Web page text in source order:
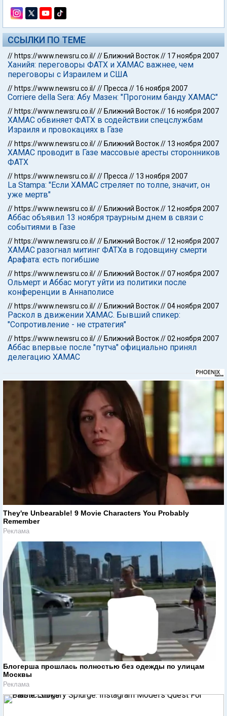
ССЫЛКИ ПО ТЕМЕ
// https://www.newsru.co.il/// Ближний Восток// 17 ноября 2007
Ханийя: переговоры ФАТХ и ХАМАС важнее, чем
переговоры с Израилем и США
// https://www.newsru.co.il/// Пресса // 16 ноября 2007
Corriere della Sera: Абу Мазен: "Прогоним банду ХАМАС"
// https://www.newsru.co.il/// Ближний Восток// 16 ноября 2007
ХАМАС обвиняет ФАТХ в содействии спецслужбам
Израиля и провокациях в Газе
// https://www.newsru.co.il/// Ближний Восток// 13 ноября 2007
ХАМАС проводит в Газе массовые аресты сторонников
ФАТХ
// https://www.newsru.co.il/// Пресса // 13 ноября 2007
La Stampa: "Если ХАМАС стреляет по толпе, значит, он
уже мертв"
// https://www.newsru.co.il/// Ближний Восток// 12 ноября 2007
Аббас объявил 13 ноября траурным днем в связи с
событиями в Газе
// https://www.newsru.co.il/// Ближний Восток// 12 ноября 2007
ХАМАС разогнал митинг ФАТХа в годовщину смерти
Арафата: есть погибшие
// https://www.newsru.co.il/// Ближний Восток//07 ноября 2007
Ольмерт и Аббас могут уйти из политики после
конференции в Аннаполисе
// https://www.newsru.co.il/// Ближний Восток//04 ноября 2007
Раскол в движении ХАМАС. Бывший спикер:
"Сопротивление - не стратегия"
// https://www.newsru.co.il/// Ближний Восток//02 ноября 2007
Аббас впервые после "путча" официально принял
делегацию ХАМАС
They're Unbearable! 9 Movie Characters You Probably
Remember
Реклама
Блогерша прошлась полностью без одежды по улицам
Москвы
Реклама